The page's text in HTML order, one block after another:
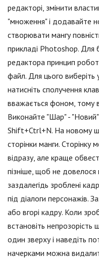
редакторі, змінити
"множення" і додавайте
створювати мангу
прикладі Photoshop. Для
редактора принцип
файл. Для цього
натисніть сполучення
вважається фоном, тому
Виконайте "Шар" - "Новий"
Shift+Ctrl+N. На новому
сторінки манги. Сторінку
відразу, але краще
пізніше, щоб не довелося
заздалегідь зроблені
під діалоги персонажів.
або вгорі кадру. Коли
встановіть
один зверху і наведіть
начерками можна